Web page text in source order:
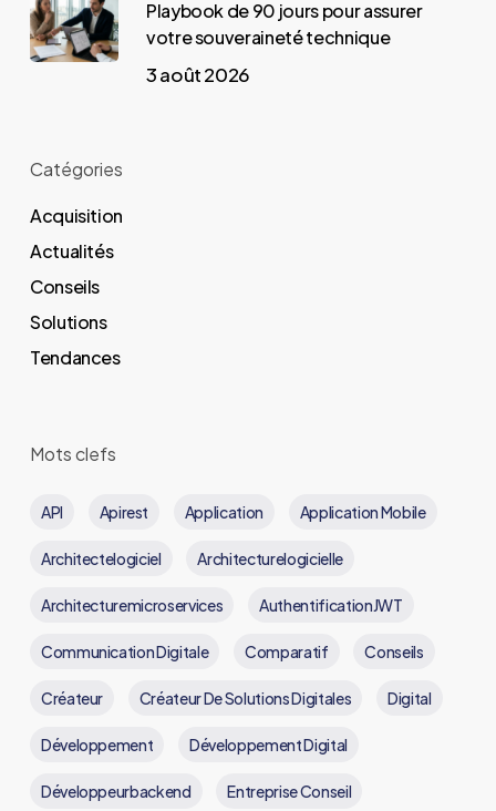
Playbook de 90 jours pour assurer
votre souveraineté technique
3 août 2026
Catégories
Acquisition
Actualités
Conseils
Solutions
Tendances
Mots clefs
API Apirest Application Application Mobile
Architectelogiciel Architecturelogicielle
Architecturemicroservices AuthentificationJWT
Communication Digitale Comparatif Conseils
Créateur Créateur De Solutions Digitales Digital
Développement Développement Digital
Développeurbackend Entreprise Conseil